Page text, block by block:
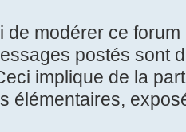
de modérer ce
postés sont
implique de la
élémentaires,